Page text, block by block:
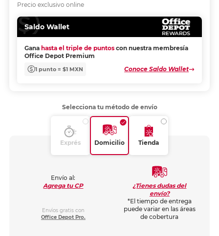
Precio exclusivo online
Saldo Wallet
Gana hasta el triple de puntos con nuestra membresía
Office Depot Premium
1 punto = $1 MXN Conoce Saldo Wallet
Selecciona tu método de envío
Exprés Domicilio Tienda
Envío al:
Agrega tu CP
Envíos gratis con
Office Depot Pro.
¿Tienes dudas del
envío?
*El tiempo de entrega
puede variar en las áreas
de cobertura